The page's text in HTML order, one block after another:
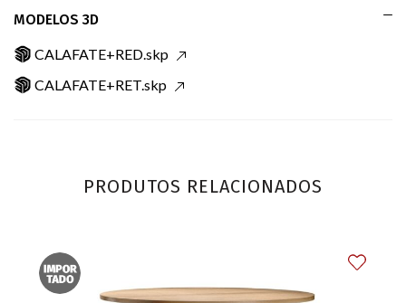
MODELOS 3D
CALAFATE+RED.skp
CALAFATE+RET.skp
PRODUTOS RELACIONADOS